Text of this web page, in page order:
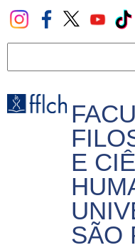
Pular
para
principal
E
SÃO